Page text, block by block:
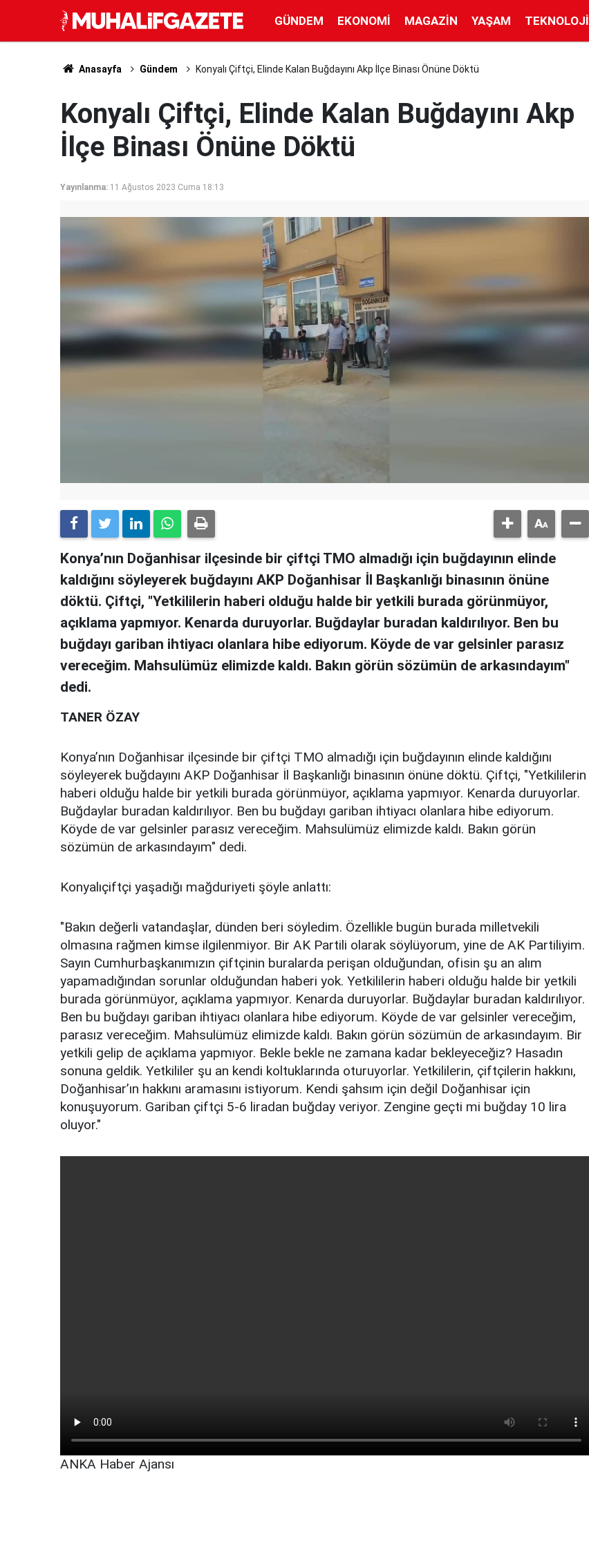
GÜNDEM EKONOMI MAGAZIN YAŞAM TEKNOLOJI
Anasayfa Gündem Konyalı Çiftçi, Elinde Kalan Buğdayını Akp İlçe Binası Önüne Döktü
Konyalı Çiftçi, Elinde Kalan Buğdayını Akp
İlçe Binası Önüne Döktü
Yayınlanma: 11 Ağustos 2023 Cuma 18:13
Konya’nın Doğanhisar ilçesinde bir çiftçi TMO almadığı için buğdayının elinde
kaldığını söyleyerek buğdayını AKP Doğanhisar İl Başkanlığı binasının önüne
döktü. Çiftçi, "Yetkililerin haberi olduğu halde bir yetkili burada görünmüyor,
açıklama yapmıyor. Kenarda duruyorlar. Buğdaylar buradan kaldırılıyor. Ben bu
buğdayı gariban ihtiyacı olanlara hibe ediyorum. Köyde de var gelsinler parasız
vereceğim. Mahsulümüz elimizde kaldı. Bakın görün sözümün de arkasındayım"
dedi.
TANER ÖZAY
Konya’nın Doğanhisar ilçesinde bir çiftçi TMO almadığı için buğdayının elinde kaldığını
söyleyerek buğdayını AKP Doğanhisar İl Başkanlığı binasının önüne döktü. Çiftçi, "Yetkililerin
haberi olduğu halde bir yetkili burada görünmüyor, açıklama yapmıyor. Kenarda duruyorlar.
Buğdaylar buradan kaldırılıyor. Ben bu buğdayı gariban ihtiyacı olanlara hibe ediyorum.
Köyde de var gelsinler parasız vereceğim. Mahsulümüz elimizde kaldı. Bakın görün
sözümün de arkasındayım" dedi.
Konyalıçiftçi yaşadığı mağduriyeti şöyle anlattı:
"Bakın değerli vatandaşlar, dünden beri söyledim. Özellikle bugün burada milletvekili
olmasına rağmen kimse ilgilenmiyor. Bir AK Partili olarak söylüyorum, yine de AK Partiliyim.
Sayın Cumhurbaşkanımızın çiftçinin buralarda perişan olduğundan, ofisin şu an alım
yapamadığından sorunlar olduğundan haberi yok. Yetkililerin haberi olduğu halde bir yetkili
burada görünmüyor, açıklama yapmıyor. Kenarda duruyorlar. Buğdaylar buradan kaldırılıyor.
Ben bu buğdayı gariban ihtiyacı olanlara hibe ediyorum. Köyde de var gelsinler vereceğim,
parasız vereceğim. Mahsulümüz elimizde kaldı. Bakın görün sözümün de arkasındayım. Bir
yetkili gelip de açıklama yapmıyor. Bekle bekle ne zamana kadar bekleyeceğiz? Hasadın
sonuna geldik. Yetkililer şu an kendi koltuklarında oturuyorlar. Yetkililerin, çiftçilerin hakkını,
Doğanhisar’ın hakkını aramasını istiyorum. Kendi şahsım için değil Doğanhisar için
konuşuyorum. Gariban çiftçi 5-6 liradan buğday veriyor. Zengine geçti mi buğday 10 lira
oluyor."
ANKA Haber Ajansı